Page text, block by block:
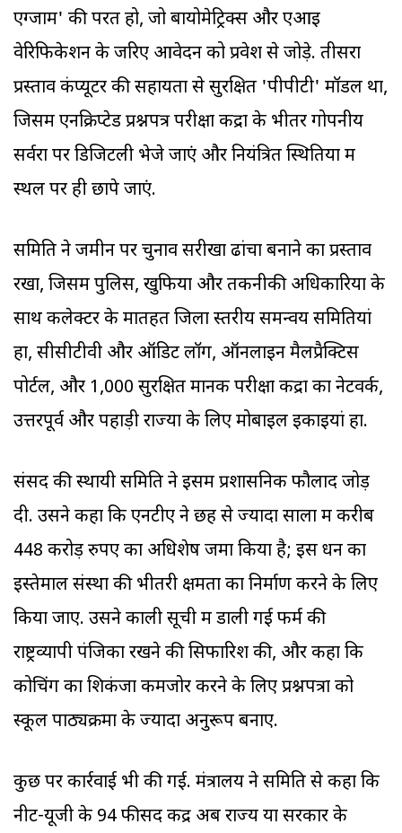
एग्जाम' की परत हो, जो बायोमेट्रिक्स और एआइ
वेरिफिकेशन के जरिए आवेदन को प्रवेश से जोड़े. तीसरा
प्रस्ताव कंप्यूटर की सहायता से सुरक्षित 'पीपीटी' मॉडल था,
जिसमें एनक्रिप्टेड प्रश्नपत्र परीक्षा केंद्रों के भीतर गोपनीय
सर्वरों पर डिजिटली भेजे जाएं और नियंत्रित स्थितियों में
स्थल पर ही छापे जाएं.
समिति ने जमीन पर चुनाव सरीखा ढांचा बनाने का प्रस्ताव
रखा, जिसमें पुलिस, खुफिया और तकनीकी अधिकारियों के
साथ कलेक्टर के मातहत जिला स्तरीय समन्वय समितियां
हों, सीसीटीवी और ऑडिट लॉग, ऑनलाइन मैलप्रैक्टिस
पोर्टल, और 1,000 सुरक्षित मानक परीक्षा केंद्रों का नेटवर्क,
उत्तरपूर्व और पहाड़ी राज्यों के लिए मोबाइल इकाइयां हों.
संसद की स्थायी समिति ने इसमें प्रशासनिक फौलाद जोड़
दी. उसने कहा कि एनटीए ने छह से ज्यादा सालों में करीब
448 करोड़ रुपए का अधिशेष जमा किया है; इस धन का
इस्तेमाल संस्था की भीतरी क्षमता का निर्माण करने के लिए
किया जाए. उसने काली सूची में डाली गई फर्म की
राष्ट्रव्यापी पंजिका रखने की सिफारिश की, और कहा कि
कोचिंग का शिकंजा कमजोर करने के लिए प्रश्नपत्रों को
स्कूल पाठ्यक्रमों के ज्यादा अनुरूप बनाए.
कुछ पर कार्रवाई भी की गई. मंत्रालय ने समिति से कहा कि
नीट-यूजी के 94 फीसद केंद्र अब राज्य या सरकार के